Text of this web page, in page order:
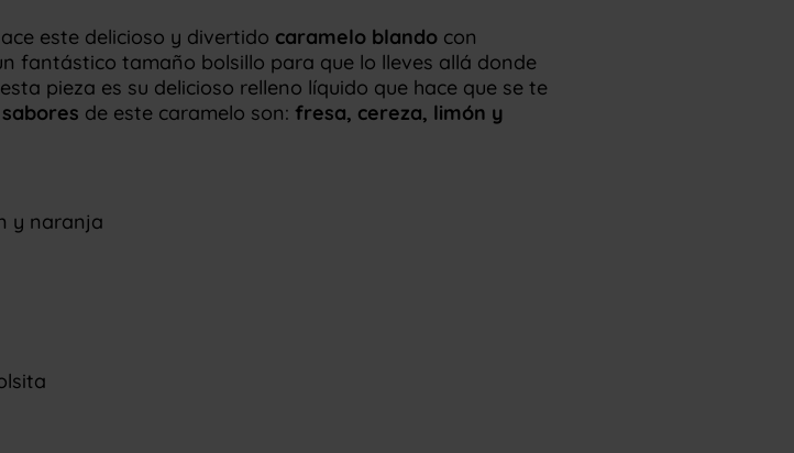
este delicioso y divertido caramelo blando con
fantástico tamaño bolsillo para que lo lleves allá donde
pieza es su delicioso relleno líquido que hace que se te
sabores de este caramelo son: fresa, cereza, limón y
y naranja